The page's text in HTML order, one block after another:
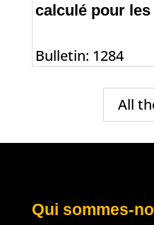
calculé pour
Bulletin: 1284
All
Qui sommes-